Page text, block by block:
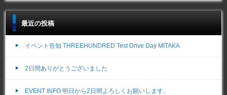
最近の投稿
イベント告知 THREEHUNDRED Test Drive Day MITAKA
2日間ありがとうございました
EVENT INFO 明日から2日間よろしくお願いします。